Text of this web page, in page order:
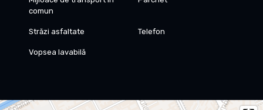
comun
Străzi asfaltate Telefon
Vopsea lavabilă